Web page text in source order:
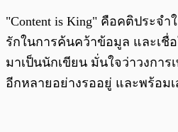
"Content is King" คือคติประจ
รักในการค้นคว้าข้อมูล และเชื่อ
มาเป็นนักเขียน มั่นใจว่าวงกา
อีกหลายอย่างรออยู่ และพร้อมเ